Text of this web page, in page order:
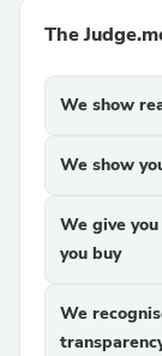
The
We show
We show
We give
you buy
We